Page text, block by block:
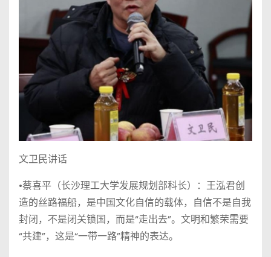
文卫民讲话
•蔡喜平（长沙理工大学发展规划部科长）：王泓君创
造的丝路福船，是中国文化自信的载体，自信不是自我
封闭，不是闭关锁国，而是“走出去”。文明和繁荣需要
“共建”，这是“一带一路”精神的表达。